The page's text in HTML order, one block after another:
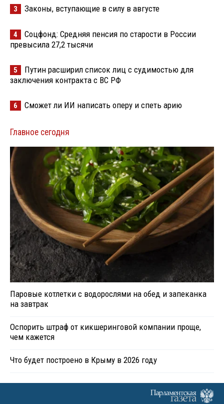
3 Законы, вступающие в силу в августе
4
Соцфонд: Средняя пенсия по старости в России
превысила 27,2 тысячи
5
Путин расширил список лиц с судимостью для
заключения контракта с ВС РФ
6 Сможет ли ИИ написать оперу и спеть арию
Главное сегодня
Паровые котлетки с водорослями на обед и запеканка
на завтрак
Оспорить штраф от кикшеринговой компании проще,
чем кажется
Что будет построено в Крыму в 2026 году